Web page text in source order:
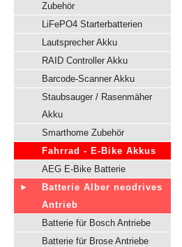
Zubehör
LiFePO4 Starterbatterien
Lautsprecher Akku
RAID Controller Akku
Barcode-Scanner Akku
Staubsauger / Rasenmäher
Akku
Smarthome Zubehör
Fahrrad - E-Bike Akkus
AEG E-Bike Batterie
Batterie Alber neodrives
Antrieb
Batterie für Bosch Antriebe
Batterie für Brose Antriebe